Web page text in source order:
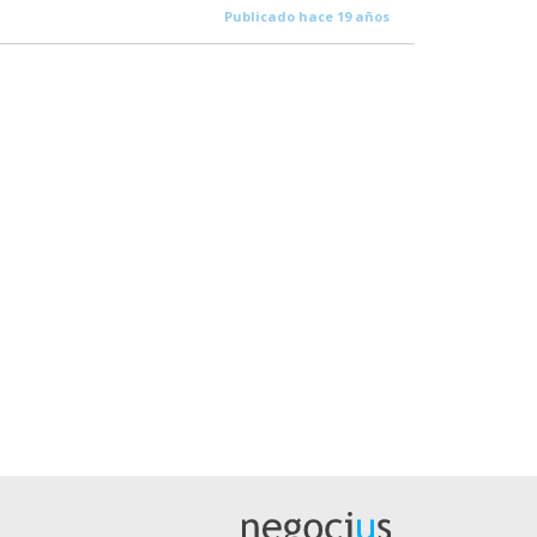
Publicado hace 19 años